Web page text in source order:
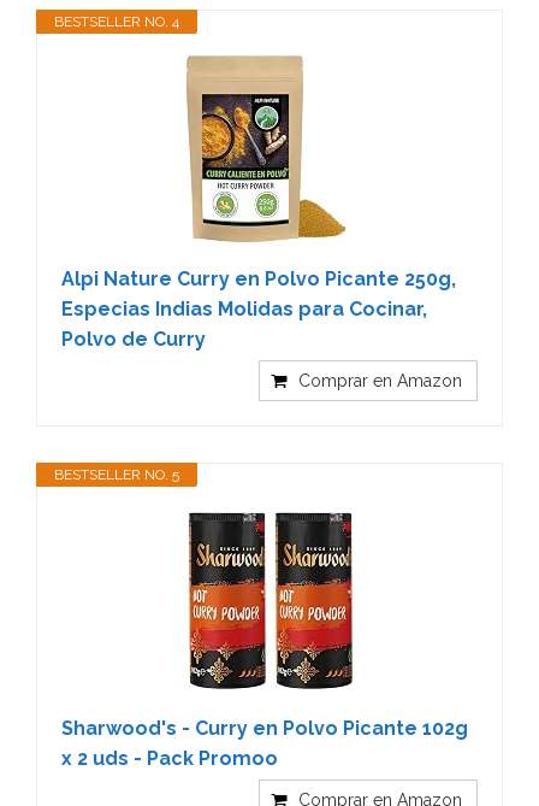
BESTSELLER NO. 4
Alpi Nature Curry en Polvo Picante 250g,
Especias Indias Molidas para Cocinar,
Polvo de Curry
Comprar en Amazon
BESTSELLER NO. 5
Sharwood's - Curry en Polvo Picante 102g
x 2 uds - Pack Promoo
Comprar en Amazon